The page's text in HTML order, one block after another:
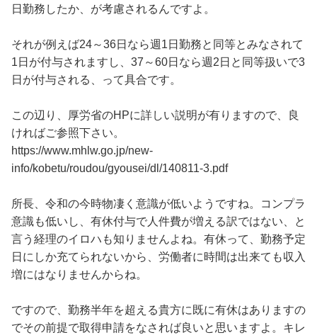
日勤務したか、が考慮されるんですよ。
それが例えば24～36日なら週1日勤務と同等とみなされて
1日が付与されますし、37～60日なら週2日と同等扱いで3
日が付与される、って具合です。
この辺り、厚労省のHPに詳しい説明が有りますので、良
ければご参照下さい。
https://www.mhlw.go.jp/new-
info/kobetu/roudou/gyousei/dl/140811-3.pdf
所長、令和の今時物凄く意識が低いようですね。コンプラ
意識も低いし、有休付与で人件費が増える訳ではない、と
言う経理のイロハも知りませんよね。有休って、勤務予定
日にしか充てられないから、労働者に時間は出来ても収入
増にはなりませんからね。
ですので、勤務半年を超える貴方に既に有休はありますの
でその前提で取得申請をなされば良いと思いますよ。キレ